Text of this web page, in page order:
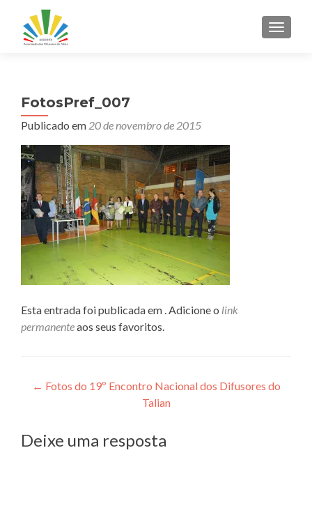
FotosPref_007
Publicado em 20 de novembro de 2015
Esta entrada foi publicada em . Adicione o link
permanenteaos seus favoritos.
Navegação
Post
← Fotos do 19º Encontro Nacional dos Difusores do
Talian
Deixe uma resposta